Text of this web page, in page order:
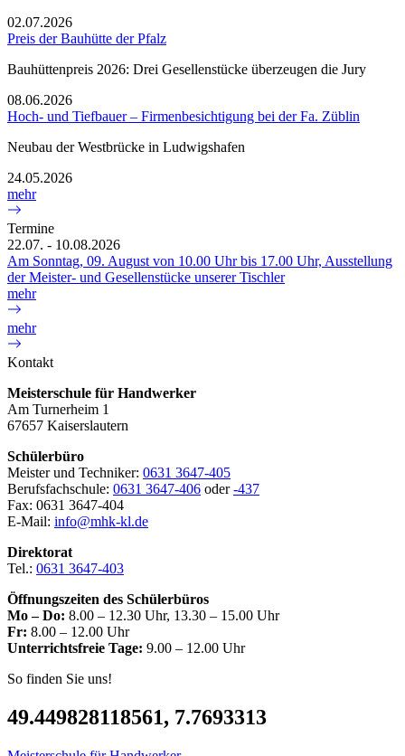
02.07.2026
Preis der Bauhütte der Pfalz
Bauhüttenpreis 2026: Drei Gesellenstücke überzeugen die Jury
08.06.2026
Hoch- und Tiefbauer – Firmenbesichtigung bei der Fa. Züblin
Neubau der Westbrücke in Ludwigshafen
24.05.2026
mehr
Termine
22.07. - 10.08.2026
Am Sonntag, 09. August von 10.00 Uhr bis 17.00 Uhr, Ausstellung
der Meister- und Gesellenstücke unserer Tischler
mehr
mehr
Kontakt
Meisterschule für Handwerker
Am Turnerheim 1
67657 Kaiserslautern
Schülerbüro
Meister und Techniker: 0631 3647-405
Berufsfachschule: 0631 3647-406 oder-437
Fax: 0631 3647-404
E-Mail: info@mhk-kl.de
Direktorat
Tel.: 0631 3647-403
Öffnungszeiten des Schülerbüros
Mo – Do: 8.00 – 12.30 Uhr, 13.30 – 15.00 Uhr
Fr: 8.00 – 12.00 Uhr
Unterrichtsfreie Tage: 9.00 – 12.00 Uhr
So finden Sie uns!
49.449828118561, 7.7693313